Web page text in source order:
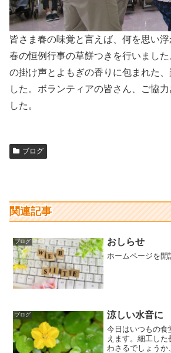
皆さま春の味覚と言えば、何を思い浮
春の恒例行事の草餅つきを行いまし
の掛け声とよもぎの香りに包まれた
した。ボランティアの皆さん、ご協
した。
ブログ
関連記事
ブログ おしらせ
ホームページを開
ブログ 涼しい水音に
今日はいつもの食
えます。細工し
わさるでしょうか